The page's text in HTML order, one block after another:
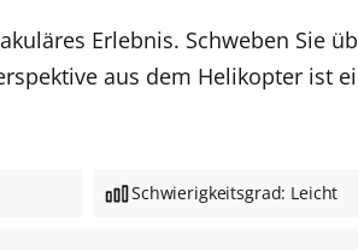
Erlebnis. Schweben Sie
aus dem Helikopter ist
Schwierigkeitsgrad: Leicht